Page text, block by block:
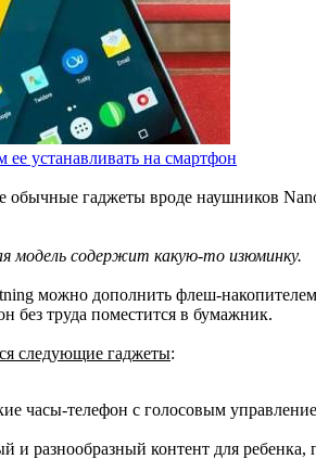
ее устанавливать на смартфон
обычные гаджеты вроде наушников
модель содержит какую-то изюминку.
можно дополнить флеш-
без труда поместится в бумажник.
следующие гаджеты:
часы-телефон с голосовым
и разнообразный контент для ребенка,